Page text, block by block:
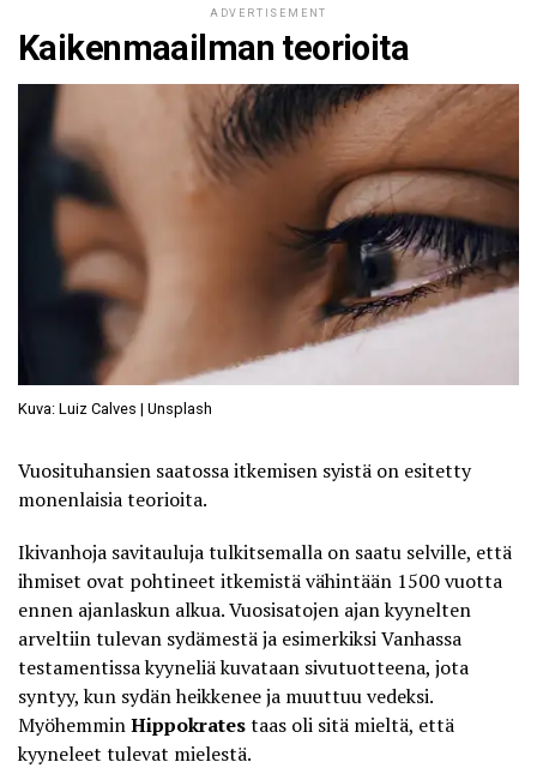
ADVERTISEMENT
Kaikenmaailman teorioita
Kuva: Luiz Calves | Unsplash
Vuosituhansien saatossa itkemisen syistä on esitetty
monenlaisia teorioita.
Ikivanhoja savitauluja tulkitsemalla on saatu selville, että
ihmiset ovat pohtineet itkemistä vähintään 1500 vuotta
ennen ajanlaskun alkua. Vuosisatojen ajan kyynelten
arveltiin tulevan sydämestä ja esimerkiksi Vanhassa
testamentissa kyyneliä kuvataan sivutuotteena, jota
syntyy, kun sydän heikkenee ja muuttuu vedeksi.
MyöhemminHippokratestaas oli sitä mieltä, että
kyyneleet tulevat mielestä.